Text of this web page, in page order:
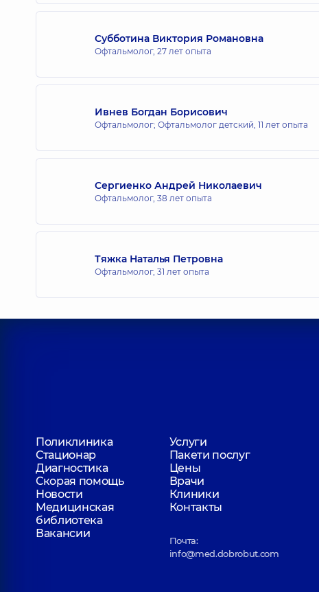
Субботина Виктория Романовна
Офтальмолог, 27 лет опыта
Ивнев Богдан Борисович
Офтальмолог; Офтальмолог детский, 11 лет опыта
Сергиенко Андрей Николаевич
Офтальмолог, 38 лет опыта
Тяжка Наталья Петровна
Офтальмолог, 31 лет опыта
Поликлиника
Услуги
Стационар
Пакети послуг
Диагностика
Цены
Скорая помощь
Врачи
Новости
Клиники
Медицинская
библиотека
Контакты
Вакансии
Почта:
info@med.dobrobut.com